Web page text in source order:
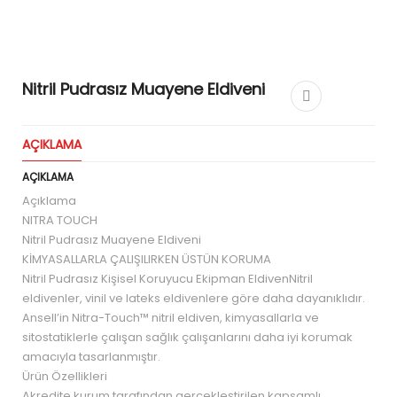
Nitril Pudrasız Muayene Eldiveni
AÇIKLAMA
AÇIKLAMA
Açıklama
NITRA TOUCH
Nitril Pudrasız Muayene Eldiveni
KİMYASALLARLA ÇALIŞILIRKEN ÜSTÜN KORUMA
Nitril Pudrasız Kişisel Koruyucu Ekipman EldivenNitril
eldivenler, vinil ve lateks eldivenlere göre daha dayanıklıdır.
Ansell’in Nitra-Touch™ nitril eldiven, kimyasallarla ve
sitostatiklerle çalışan sağlık çalışanlarını daha iyi korumak
amacıyla tasarlanmıştır.
Ürün Özellikleri